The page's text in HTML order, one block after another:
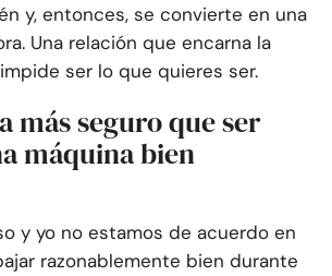
y, entonces, se convierte en una
Una relación que encarna la
ser lo que quieres ser.
más seguro que ser
máquina bien
y yo no estamos de acuerdo en
razonablemente bien durante